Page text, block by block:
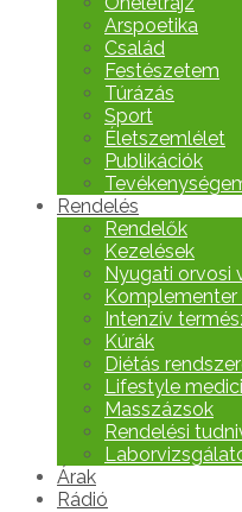
Arspoetika
Család
Festészetem
Túrázás
Sport
Életszemlélet
Publikációk
Rendelés
Rendelők
Kezelések
Nyugati orvosi
Intenzív
Kúrák
Diétás
Lifestyle
Masszázsok
Rendelési
Árak
Rádió